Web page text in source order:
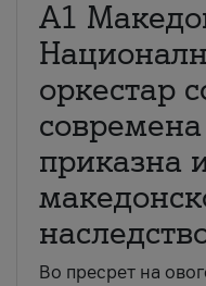
А1
оркестар
приказна
Во пресрет на